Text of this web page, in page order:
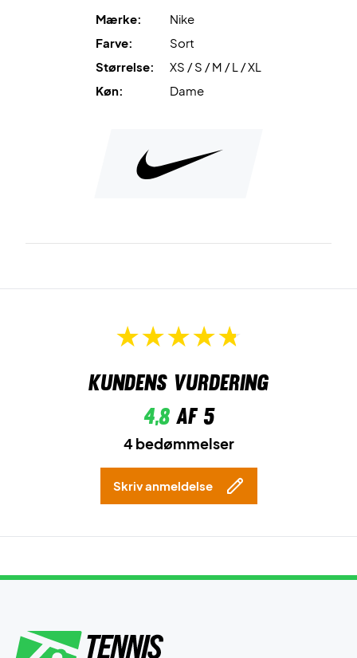
Mærke:
Nike
Farve:
Sort
Størrelse:
XS / S / M / L / XL
Køn:
Dame
Kundens vurdering
4,8af 5
4 bedømmelser
Skriv anmeldelse